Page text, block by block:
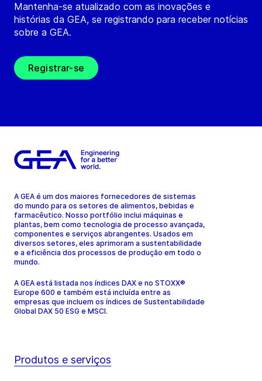
Mantenha-se atualizado com as inovações e
histórias da GEA, se registrando para receber notícias
sobre a GEA.
Registrar-se
A GEA é um dos maiores fornecedores de sistemas
do mundo para os setores de alimentos, bebidas e
farmacêutico. Nosso portfólio inclui máquinas e
plantas, bem como tecnologia de processo avançada,
componentes e serviços abrangentes. Usados em
diversos setores, eles aprimoram a sustentabilidade
e a eficiência dos processos de produção em todo o
mundo.
A GEA está listada nos índices DAX e no STOXX®
Europe 600 e também está incluída entre as
empresas que incluem os índices de Sustentabilidade
Global DAX 50 ESG e MSCI.
Produtos e serviços